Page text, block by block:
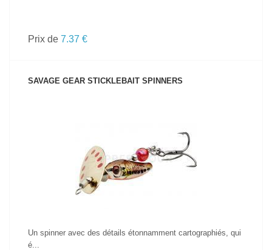
Prix de 7.37 €
SAVAGE GEAR STICKLEBAIT SPINNERS
VOIR LE PRODUIT
Un spinner avec des détails étonnamment cartographiés, qui
é...